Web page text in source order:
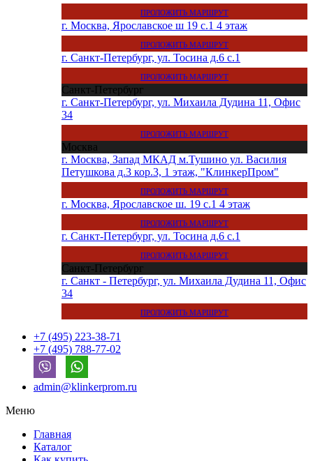
ПРОЛОЖИТЬ МАРШРУТ
г. Москва, Ярославское ш 19 с.1 4 этаж
ПРОЛОЖИТЬ МАРШРУТ
г. Санкт-Петербург, ул. Тосина д.6 с.1
ПРОЛОЖИТЬ МАРШРУТ
Санкт-Петербург
г. Санкт-Петербург, ул. Михаила Дудина 11, Офис
34
ПРОЛОЖИТЬ МАРШРУТ
Москва
г. Москва, Запад МКАД м.Тушино ул. Василия
Петушкова д.3 кор.3, 1 этаж, "КлинкерПром"
ПРОЛОЖИТЬ МАРШРУТ
г. Москва, Ярославское ш. 19 с.1 4 этаж
ПРОЛОЖИТЬ МАРШРУТ
г. Санкт-Петербург, ул. Тосина д.6 с.1
ПРОЛОЖИТЬ МАРШРУТ
Санкт-Петербург
г. Санкт - Петербург, ул. Михаила Дудина 11, Офис
34
ПРОЛОЖИТЬ МАРШРУТ
+7 (495) 223-38-71
+7 (495) 788-77-02
admin@klinkerprom.ru
Меню
Главная
Каталог